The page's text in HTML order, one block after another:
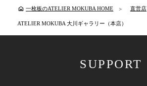
home 一枚板のATELIER MOKUBA HOME 直営店
ATELIER MOKUBA 大川ギャラリー（本店）
SUPPORT